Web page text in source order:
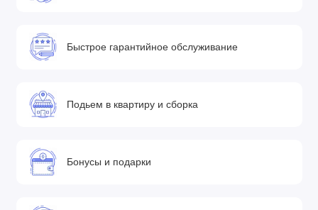
Быстрое гарантийное обслуживание
Подьем в квартиру и сборка
Бонусы и подарки